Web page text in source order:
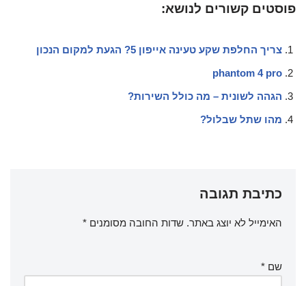
פוסטים קשורים לנושא:
צריך החלפת שקע טעינה אייפון 5? הגעת למקום הנכון
phantom 4 pro
הגהה לשונית – מה כולל השירות?
מהו שתל שבלול?
כתיבת תגובה
האימייל לא יוצג באתר. שדות החובה מסומנים *
שם *